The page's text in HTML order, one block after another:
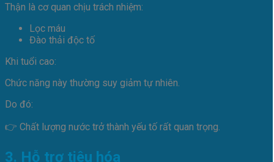
Thận là cơ quan chịu trách nhiệm:
Lọc máu
Đào thải độc tố
Khi tuổi cao:
Chức năng này thường suy giảm tự nhiên.
Do đó:
👉 Chất lượng nước trở thành yếu tố rất quan trọng.
3. Hỗ trợ tiêu hóa